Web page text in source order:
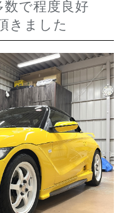
で程度良好
きました